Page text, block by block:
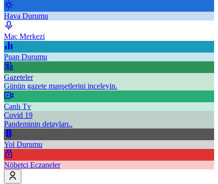
Hava Durumu
Maç Merkezi
Puan Durumu
Gazeteler
Günün gazete manşetlerini inceleyin.
Canlı Tv
Covid 19
Pandeminin detayları..
Yol Durumu
Nöbetçi Eczaneler